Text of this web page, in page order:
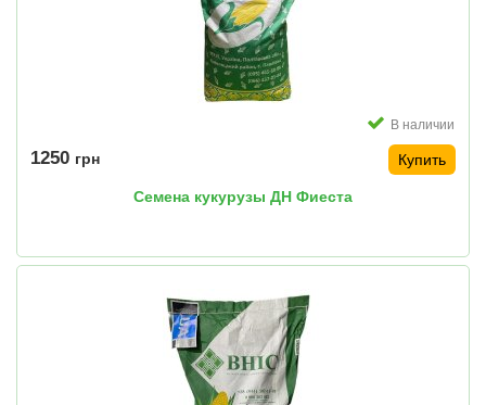
В наличии
1250 грн Купить
Семена кукурузы ДН Фиеста